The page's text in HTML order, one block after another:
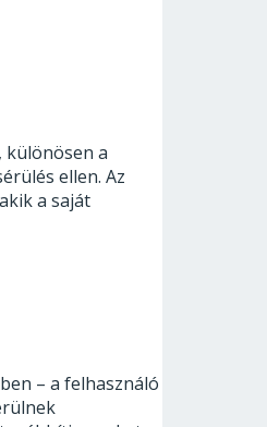
különösen a
ellen. Az
a saját
– a felhasználó